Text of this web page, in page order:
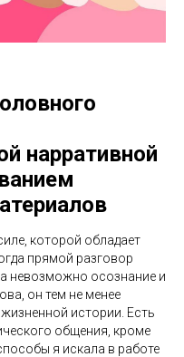
нарративной
которой обладает
прямой разговор
невозможно осознание и
он тем не менее
истории. Есть
общения, кроме
я искала в работе